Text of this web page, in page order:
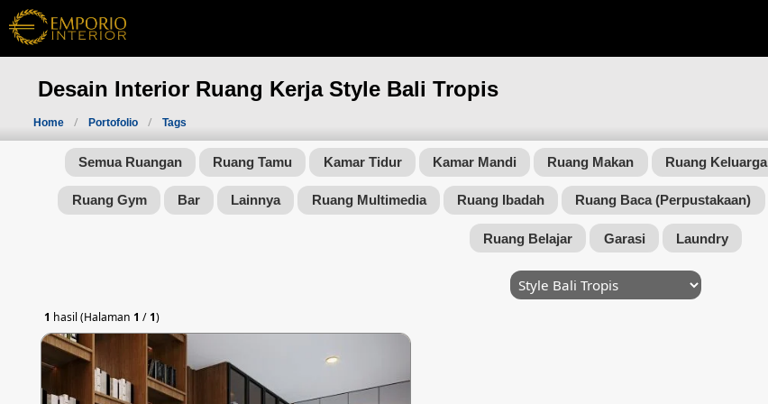
Desain Interior Ruang Kerja Style Bali Tropis
Home Portofolio Tags
Semua Ruangan Ruang Tamu Kamar Tidur Kamar Mandi Ruang Makan Ruang Keluarga
Ruang Gym Bar Lainnya Ruang Multimedia Ruang Ibadah Ruang Baca (Perpustakaan)
Ruang Belajar Garasi Laundry
1 hasil (Halaman 1 / 1)